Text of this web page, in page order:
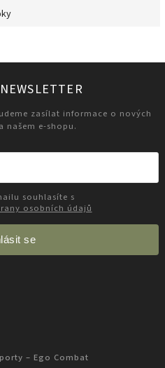
zasílat informace o nových
našem e-shopu.
osobních údajů
se
– Ego Combat